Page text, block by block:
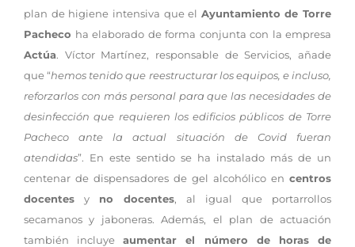
plan de higiene intensiva que el Ayuntamiento de Torre
Pacheco ha elaborado de forma conjunta con la empresa
Actúa. Víctor Martínez, responsable de Servicios, añade
que “hemos tenido que reestructurar los equipos, e incluso,
reforzarlos con más personal para que las necesidades de
desinfección que requieren los edificios públicos de Torre
Pacheco ante la actual situación de Covid fueran
atendidas”. En este sentido se ha instalado más de un
centenar de dispensadores de gel alcohólico en centros
docentes y no docentes, al igual que portarrollos
secamanos y jaboneras. Además, el plan de actuación
también incluyeaumentar el número de horas de